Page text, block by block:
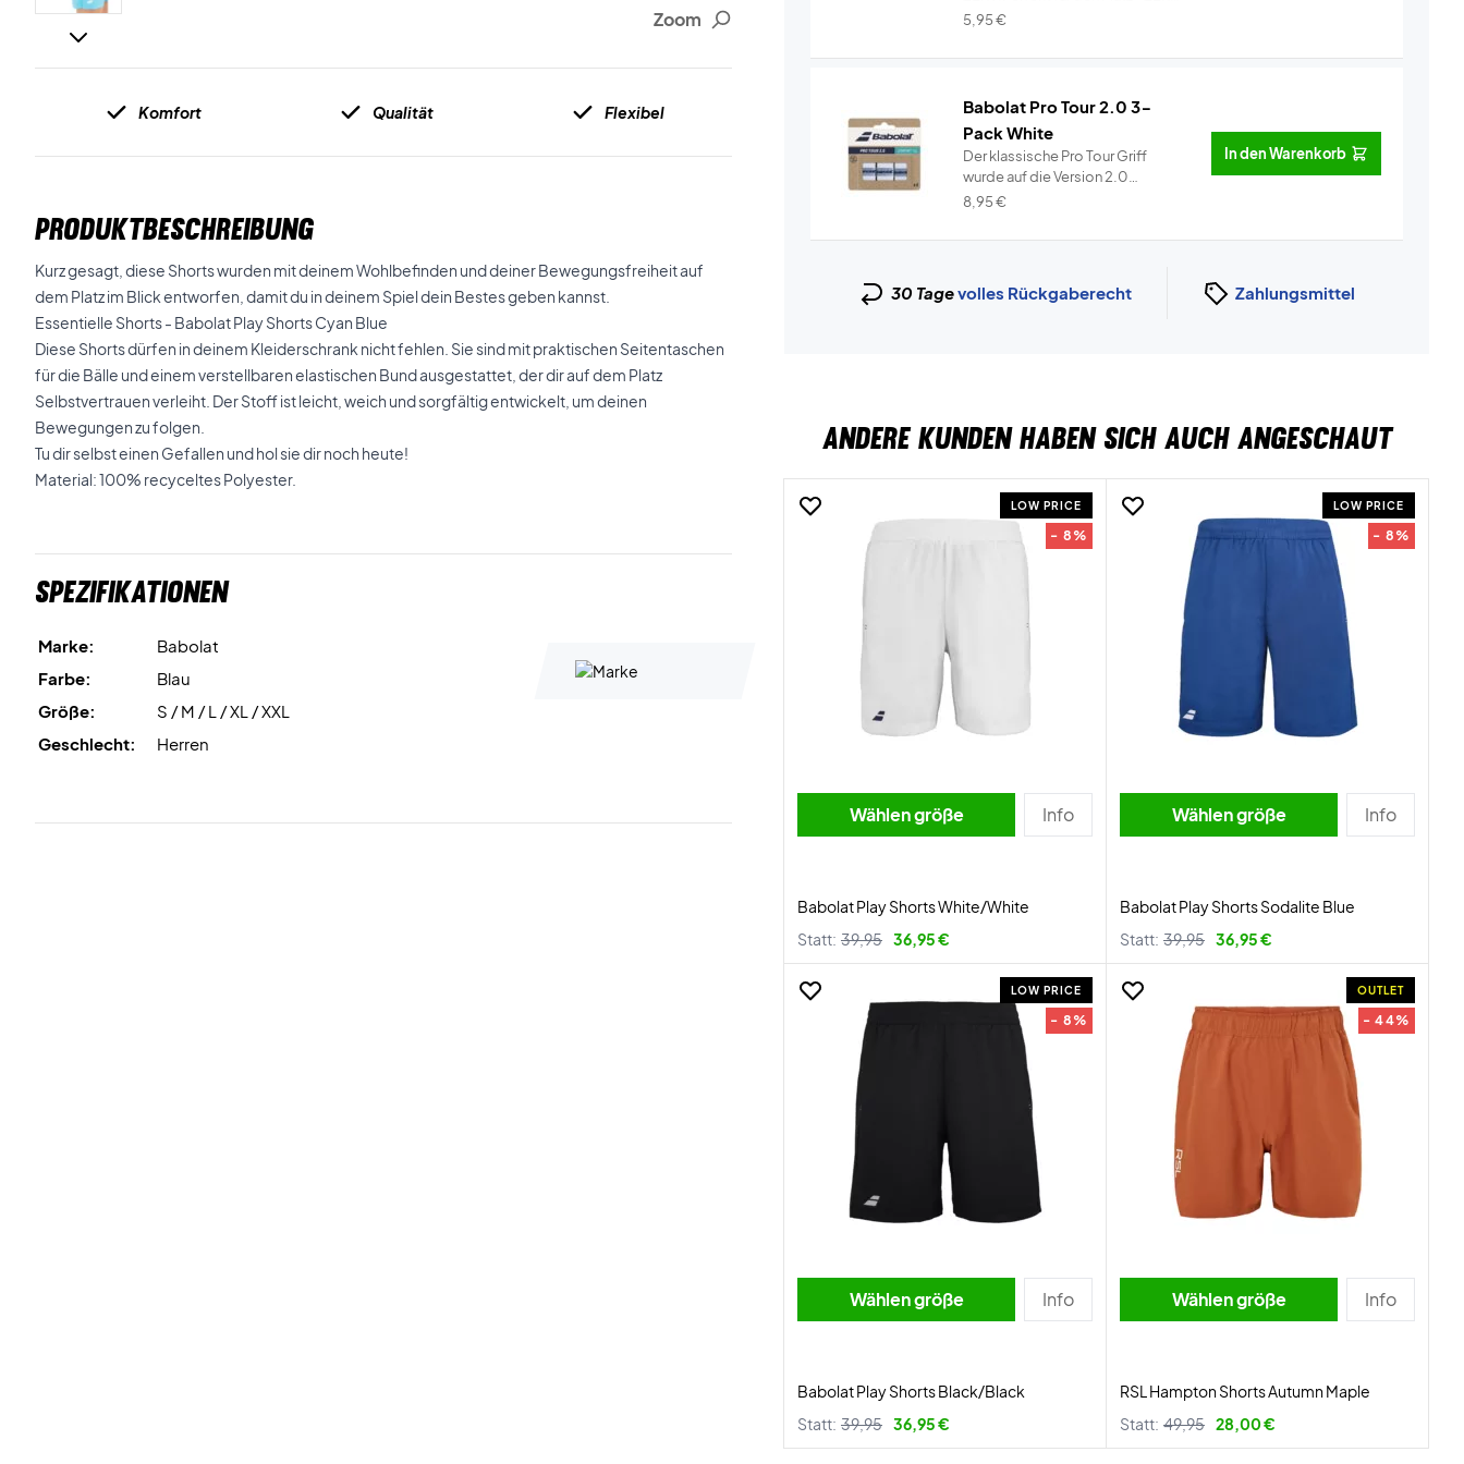
Zoom
Komfort Qualität Flexibel
PRODUKTBESCHREIBUNG
Kurz gesagt, diese Shorts wurden mit deinem Wohlbefinden und deiner Bewegungsfreiheit auf
dem Platz im Blick entworfen, damit du in deinem Spiel dein Bestes geben kannst.
Essentielle Shorts - Babolat Play Shorts Cyan Blue
Diese Shorts dürfen in deinem Kleiderschrank nicht fehlen. Sie sind mit praktischen Seitentaschen
für die Bälle und einem verstellbaren elastischen Bund ausgestattet, der dir auf dem Platz
Selbstvertrauen verleiht. Der Stoff ist leicht, weich und sorgfältig entwickelt, um deinen
Bewegungen zu folgen.
Tu dir selbst einen Gefallen und hol sie dir noch heute!
Material: 100% recyceltes Polyester.
Spezifikationen
Marke:
Babolat
Farbe:
Blau
Größe:
S / M / L / XL / XXL
Geschlecht:
Herren
Wri...
5,95€
Babolat Pro Tour 2.0 3-
Pack White
Der klassische Pro Tour Griff
wurde auf die Version 2.0
aufgerüst...
8,95€
In den Warenkorb
30 Tagevolles Rückgaberecht Zahlungsmittel
ANDERE KUNDEN HABEN SICH AUCH ANGESCHAUT
LOW PRICE
- 8%
Wählen größe Info
Babolat Play Shorts White/White
Statt: 39,95 36,95 €
LOW PRICE
- 8%
Wählen größe Info
Babolat Play Shorts Sodalite Blue
Statt: 39,95 36,95 €
LOW PRICE
- 8%
Wählen größe Info
Babolat Play Shorts Black/Black
Statt: 39,95 36,95 €
OUTLET
- 44%
Wählen größe Info
RSL Hampton Shorts Autumn Maple
Statt: 49,95 28,00 €